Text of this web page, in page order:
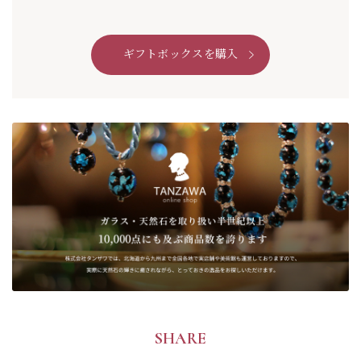
ギフトボックスを購入
SHARE